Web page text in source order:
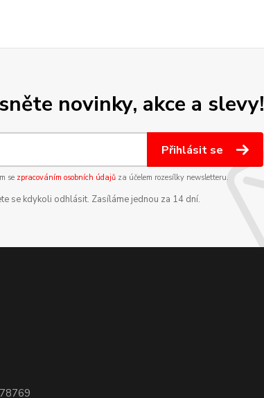
novinky, akce a slevy!
Přihlásit se
se zpracováním osobních údajůza účelem rozesílky newsletteru.
se kdykoli odhlásit. Zasíláme jednou za 14 dní.